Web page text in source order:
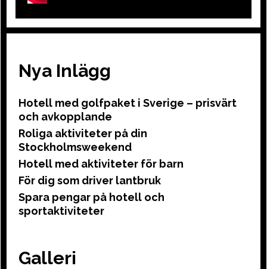
Nya Inlägg
Hotell med golfpaket i Sverige – prisvärt
och avkopplande
Roliga aktiviteter på din
Stockholmsweekend
Hotell med aktiviteter för barn
För dig som driver lantbruk
Spara pengar på hotell och
sportaktiviteter
Galleri